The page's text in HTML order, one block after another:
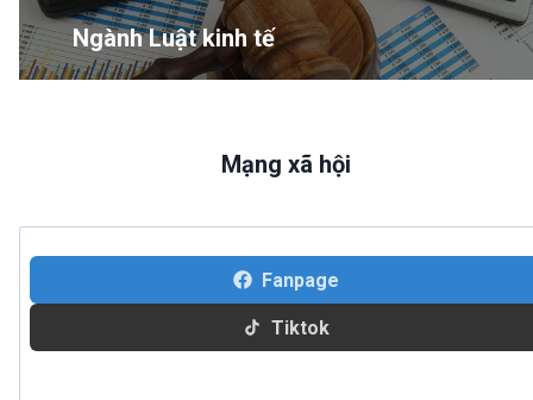
Ngành Luật kinh tế
Mạng xã hội
Fanpage
Tiktok